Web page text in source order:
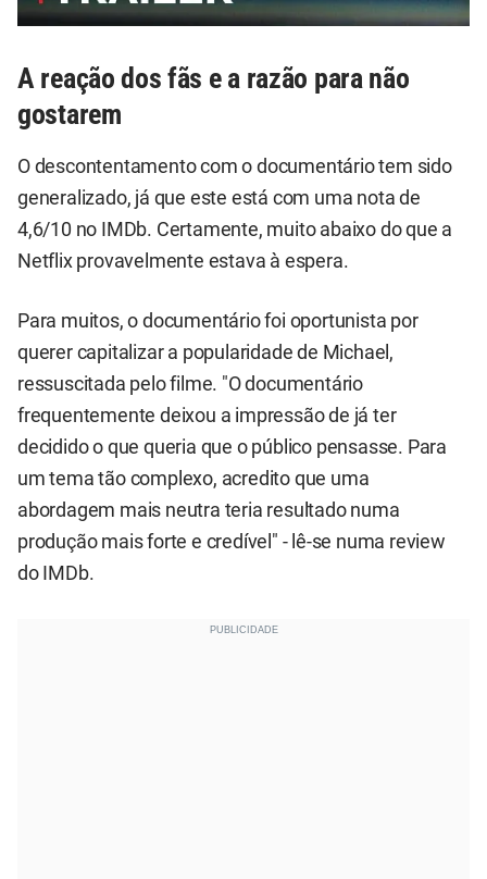
A reação dos fãs e a razão para não
gostarem
O descontentamento com o documentário tem sido
generalizado, já que este está com uma nota de
4,6/10 no IMDb. Certamente, muito abaixo do que a
Netflix provavelmente estava à espera.
Para muitos, o documentário foi oportunista por
querer capitalizar a popularidade de Michael,
ressuscitada pelo filme. "O documentário
frequentemente deixou a impressão de já ter
decidido o que queria que o público pensasse. Para
um tema tão complexo, acredito que uma
abordagem mais neutra teria resultado numa
produção mais forte e credível" - lê-se numa review
do IMDb.